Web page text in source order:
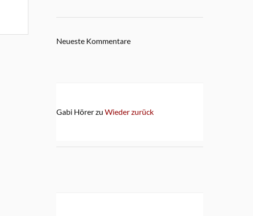
Neueste Kommentare
Gabi HörerzuWieder zurück